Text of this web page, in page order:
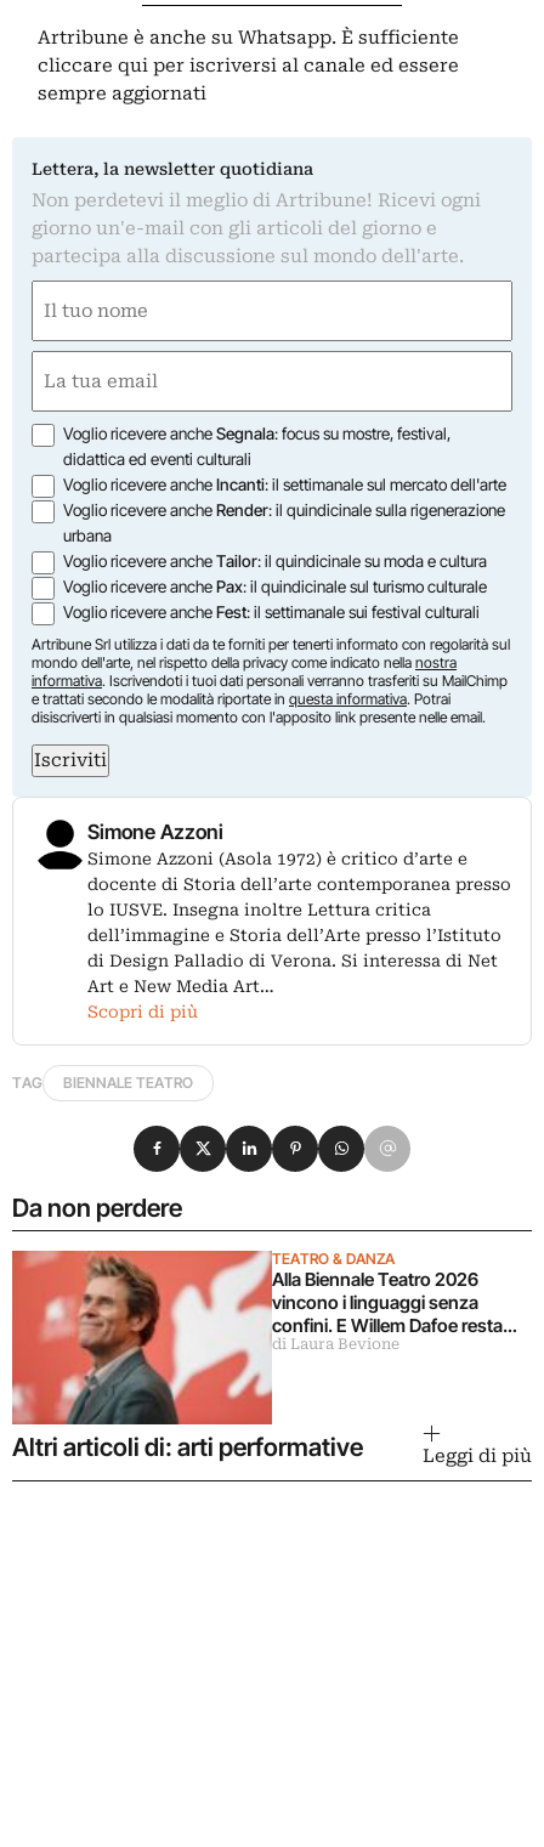
Artribune è anche su Whatsapp. È sufficiente
cliccare qui per iscriversi al canale ed essere
sempre aggiornati
Lettera, la newsletter quotidiana
Non perdetevi il meglio di Artribune! Ricevi ogni
giorno un'e-mail con gli articoli del giorno e
partecipa alla discussione sul mondo dell'arte.
(Required)
First
(Required)
Opzioni
Voglio ricevere ancheSegnala: focus su mostre, festival,
didattica ed eventi culturali
Voglio ricevere ancheIncanti: il settimanale sul mercato dell'arte
Voglio ricevere ancheRender: il quindicinale sulla rigenerazione
urbana
Voglio ricevere ancheTailor: il quindicinale su moda e cultura
Voglio ricevere anchePax: il quindicinale sul turismo culturale
Voglio ricevere ancheFest: il settimanale sui festival culturali
Artribune Srl utilizza i dati da te forniti per tenerti informato con regolarità sul
mondo dell'arte, nel rispetto della privacy come indicato nella nostra
informativa. Iscrivendoti i tuoi dati personali verranno trasferiti su MailChimp
e trattati secondo le modalità riportate in questa informativa. Potrai
disiscriverti in qualsiasi momento con l'apposito link presente nelle email.
Iscriviti
Simone Azzoni
Simone Azzoni (Asola 1972) è critico d’arte e
docente di Storia dell’arte contemporanea presso
lo IUSVE. Insegna inoltre Lettura critica
dell’immagine e Storia dell’Arte presso l’Istituto
di Design Palladio di Verona. Si interessa di Net
Art e New Media Art…
Scopri di più
TAG BIENNALE TEATRO
Da non perdere
TEATRO & DANZA
Alla Biennale Teatro 2026
vincono i linguaggi senza
confini. E Willem Dafoe resta
alla guida della rassegna
di Laura Bevione
Condividi su Facebook
Condividi su X
Condividi su LinkedIn
Condividi su Pinterest
Condividi su WhatsApp
Condividi su Email
Altri articoli di: arti performative Leggi di più